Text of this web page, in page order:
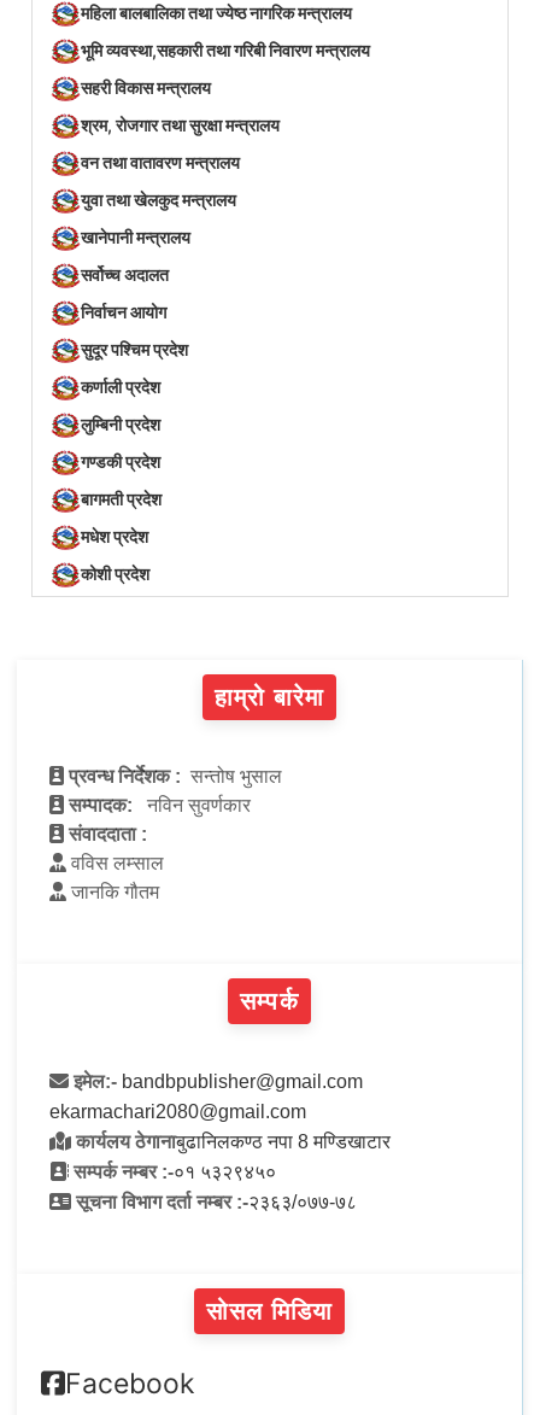
महिला बालबालिका तथा ज्येष्ठ नागरिक मन्त्रालय
भूमि व्यवस्था,सहकारी तथा गरिबी निवारण मन्त्रालय
सहरी विकास मन्त्रालय
श्रम, रोजगार तथा सुरक्षा मन्त्रालय
वन तथा वातावरण मन्त्रालय
युवा तथा खेलकुद मन्त्रालय
खानेपानी मन्त्रालय
सर्वोच्च अदालत
निर्वाचन आयोग
सुदूर पश्चिम प्रदेश
कर्णाली प्रदेश
लुम्बिनी प्रदेश
गण्डकी प्रदेश
बागमती प्रदेश
मधेश प्रदेश
कोशी प्रदेश
हाम्रो बारेमा
प्रवन्ध निर्देशक : सन्तोष भुसाल
सम्पादक:
नविन सुवर्णकार
संवाददाता :
वविस लम्साल
जानकि गौतम
सम्पर्क
इमेल:- bandbpublisher@gmail.com
ekarmachari2080@gmail.com
कार्यलय ठेगानाबुढानिलकण्ठ नपा 8 मण्डिखाटार
सम्पर्क नम्बर :-०१ ५३२९४५०
सूचना विभाग दर्ता नम्बर :-२३६३/०७७-७८
सोसल मिडिया
Facebook